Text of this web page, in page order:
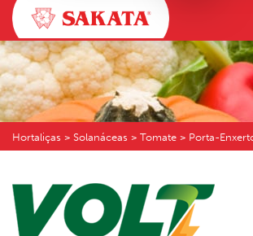
Hortaliças > Solanáceas > Tomate > Porta-